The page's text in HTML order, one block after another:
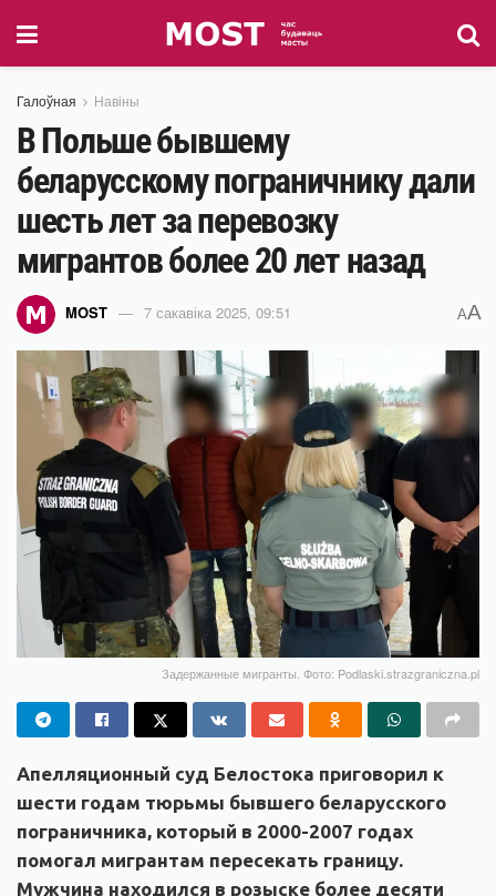
Галоўная Навіны
В Польше бывшему
беларусскому пограничнику дали
шесть лет за перевозку
мигрантов более 20 лет назад
MOST 7 сакавіка 2025, 09:51 AA
Задержанные мигранты. Фото: Podlaski.strazgraniczna.pl
Апелляционный суд Белостока приговорил к
шести годам тюрьмы бывшего беларусского
пограничника, который в 2000-2007 годах
помогал мигрантам пересекать границу.
Мужчина находился в розыске более десяти